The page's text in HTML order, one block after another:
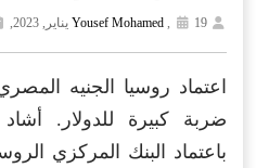
Yousef Mohamed 19 يناير, 2023,
اعتماد روسيا الجنيه
ضربة كبيرة للدولار.
باعتماد البنك المركزي